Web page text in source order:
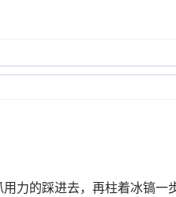
力的踩进去，再柱着冰镐一